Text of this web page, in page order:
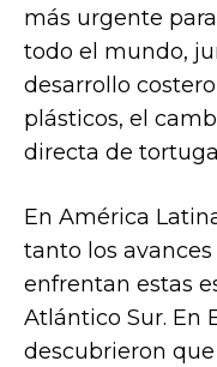
más urgente
todo el mundo,
desarrollo
plásticos, el
directa de
En América
tanto los
enfrentan estas
Atlántico Sur. En
descubrieron